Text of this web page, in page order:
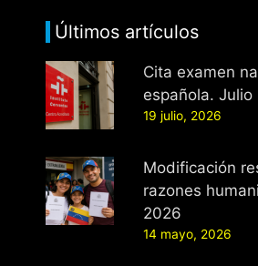
Últimos artículos
Cita examen
española. Julio
19 julio, 2026
Modificación
razones
2026
14 mayo, 2026